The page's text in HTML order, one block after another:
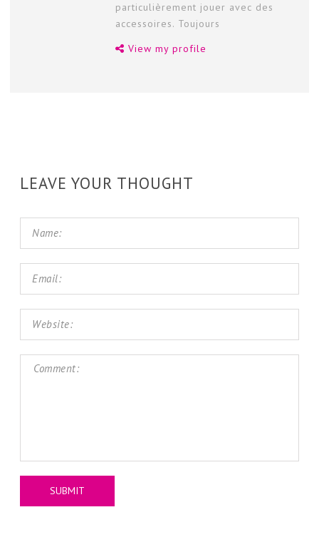
particulièrement jouer avec des
accessoires. Toujours
View my profile
LEAVE YOUR THOUGHT